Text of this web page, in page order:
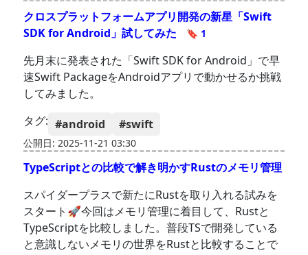
クロスプラットフォームアプリ開発の新星「Swift
SDK for Android」試してみた
🔖 1
先月末に発表された「Swift SDK for Android」で早
速Swift PackageをAndroidアプリで動かせるか挑戦
してみました。
タグ: #android #swift
公開日: 2025-11-21 03:30
TypeScriptとの比較で解き明かすRustのメモリ管理
スパイダープラスで新たにRustを取り入れる試みを
スタート🚀今回はメモリ管理に着目して、Rustと
TypeScriptを比較しました。普段TSで開発している
と意識しないメモリの世界をRustと比較することで